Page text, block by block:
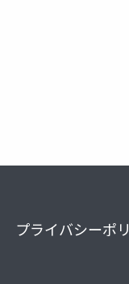
プライバシーポ